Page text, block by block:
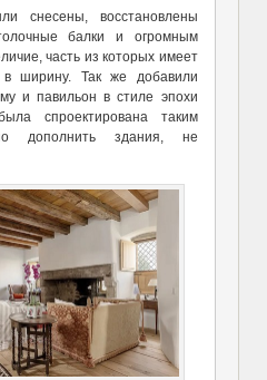
снесены, восстановлены
балки и огромным
часть из которых имеет
ширину. Так же добавили
и павильон в стиле эпохи
спроектирована таким
дополнить здания, не